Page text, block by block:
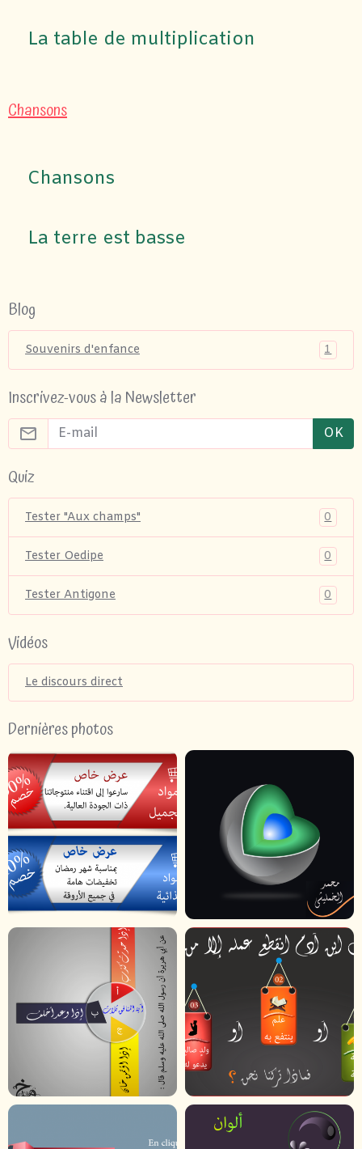
La table de multiplication
Chansons
Chansons
La terre est basse
Blog
Souvenirs d'enfance 1
Inscrivez-vous à la Newsletter
OK
Quiz
Tester "Aux champs" 0
Tester Oedipe 0
Tester Antigone 0
Vidéos
Le discours direct
Dernières photos